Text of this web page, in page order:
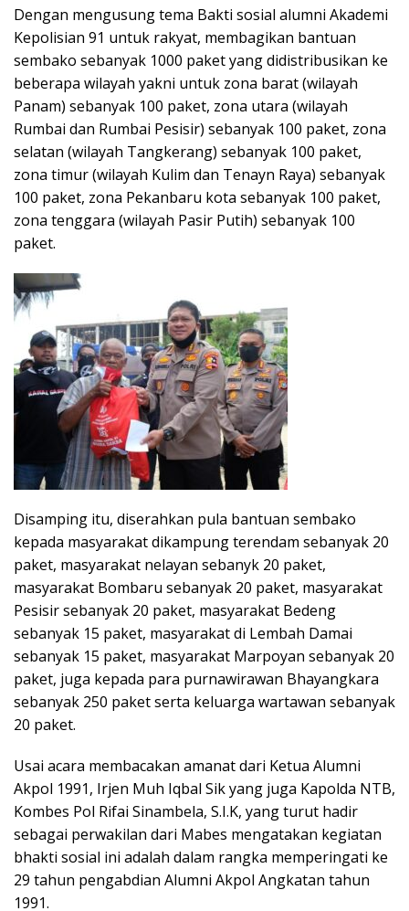
Dengan mengusung tema Bakti sosial alumni Akademi
Kepolisian 91 untuk rakyat, membagikan bantuan
sembako sebanyak 1000 paket yang didistribusikan ke
beberapa wilayah yakni untuk zona barat (wilayah
Panam) sebanyak 100 paket, zona utara (wilayah
Rumbai dan Rumbai Pesisir) sebanyak 100 paket, zona
selatan (wilayah Tangkerang) sebanyak 100 paket,
zona timur (wilayah Kulim dan Tenayn Raya) sebanyak
100 paket, zona Pekanbaru kota sebanyak 100 paket,
zona tenggara (wilayah Pasir Putih) sebanyak 100
paket.
Disamping itu, diserahkan pula bantuan sembako
kepada masyarakat dikampung terendam sebanyak 20
paket, masyarakat nelayan sebanyk 20 paket,
masyarakat Bombaru sebanyak 20 paket, masyarakat
Pesisir sebanyak 20 paket, masyarakat Bedeng
sebanyak 15 paket, masyarakat di Lembah Damai
sebanyak 15 paket, masyarakat Marpoyan sebanyak 20
paket, juga kepada para purnawirawan Bhayangkara
sebanyak 250 paket serta keluarga wartawan sebanyak
20 paket.
Usai acara membacakan amanat dari Ketua Alumni
Akpol 1991, Irjen Muh Iqbal Sik yang juga Kapolda NTB,
Kombes Pol Rifai Sinambela, S.I.K, yang turut hadir
sebagai perwakilan dari Mabes mengatakan kegiatan
bhakti sosial ini adalah dalam rangka memperingati ke
29 tahun pengabdian Alumni Akpol Angkatan tahun
1991.